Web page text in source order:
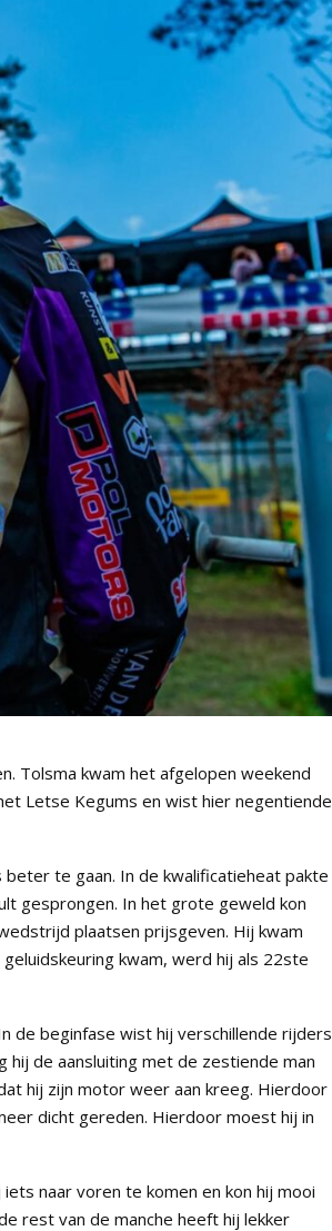
Tolsma kwam het afgelopen weekend
Letse Kegums en wist hier negentiende
te gaan. In de kwalificatieheat pakte
gesprongen. In het grote geweld kon
plaatsen prijsgeven. Hij kwam
kwam, werd hij als 22ste
de beginfase wist hij verschillende rijders
de aansluiting met de zestiende man
hij zijn motor weer aan kreeg. Hierdoor
dicht gereden. Hierdoor moest hij in
naar voren te komen en kon hij mooi
rest van de manche heeft hij lekker